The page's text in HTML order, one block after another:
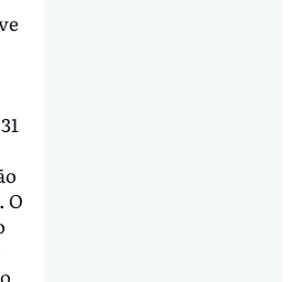
O